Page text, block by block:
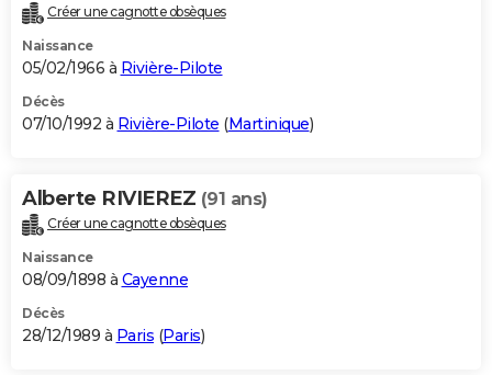
Créer une cagnotte obsèques
Naissance
05/02/1966 à Rivière-Pilote
Décès
07/10/1992 à Rivière-Pilote (Martinique)
Alberte RIVIEREZ (91 ans)
Créer une cagnotte obsèques
Naissance
08/09/1898 à Cayenne
Décès
28/12/1989 à Paris (Paris)